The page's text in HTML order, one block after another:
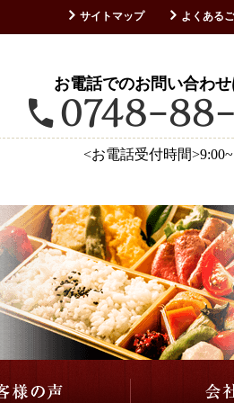
サイトマップ よくある
お電話でのお問い合わ
<お電話受付時間